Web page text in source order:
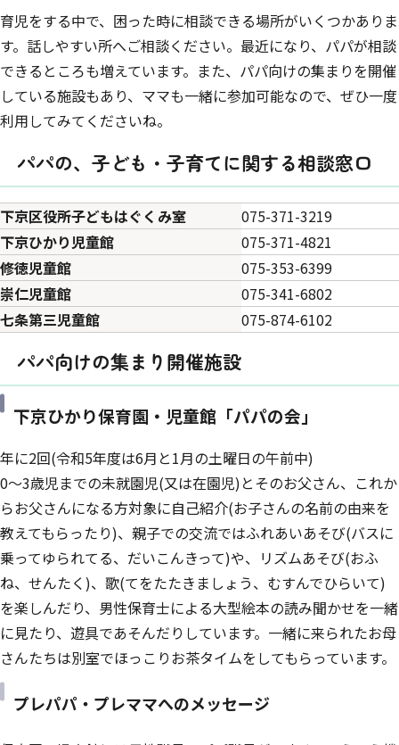
育児をする中で、困った時に相談できる場所がいくつかありま
す。話しやすい所へご相談ください。最近になり、パパが相談
できるところも増えています。また、パパ向けの集まりを開催
している施設もあり、ママも一緒に参加可能なので、ぜひ一度
利用してみてくださいね。
パパの、子ども・子育てに関する相談窓口
下京区役所子どもはぐくみ室
075-371-3219
下京ひかり児童館
075-371-4821
修徳児童館
075-353-6399
崇仁児童館
075-341-6802
七条第三児童館
075-874-6102
パパ向けの集まり開催施設
下京ひかり保育園・児童館「パパの会」
年に2回(令和5年度は6月と1月の土曜日の午前中)
0〜3歳児までの未就園児(又は在園児)とそのお父さん、これか
らお父さんになる方対象に自己紹介(お子さんの名前の由来を
教えてもらったり)、親子での交流ではふれあいあそび(バスに
乗ってゆられてる、だいこんきって)や、リズムあそび(おふ
ね、せんたく)、歌(てをたたきましょう、むすんでひらいて)
を楽しんだり、男性保育士による大型絵本の読み聞かせを一緒
に見たり、遊具であそんだりしています。一緒に来られたお母
さんたちは別室でほっこりお茶タイムをしてもらっています。
プレパパ・プレママへのメッセージ